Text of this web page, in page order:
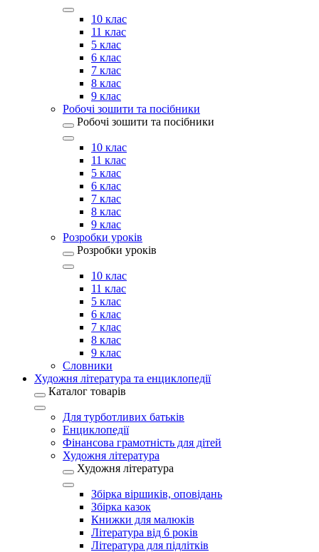
10 клас
11 клас
5 клас
6 клас
7 клас
8 клас
9 клас
Робочі зошити та посібники
Робочі зошити та посібники
10 клас
11 клас
5 клас
6 клас
7 клас
8 клас
9 клас
Розробки уроків
Розробки уроків
10 клас
11 клас
5 клас
6 клас
7 клас
8 клас
9 клас
Словники
Художня література та енциклопедії
Каталог товарів
Для турботливих батьків
Енциклопедії
Фінансова грамотність для дітей
Художня література
Художня література
Збірка віршиків, оповідань
Збірка казок
Книжки для малюків
Література від 6 років
Література для підлітків